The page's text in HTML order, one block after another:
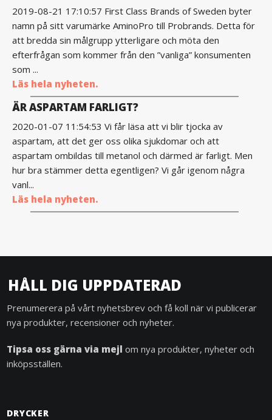
2019-08-21 17:10:57 First Class Brands of Sweden byter
namn på sitt varumärke AminoPro till Probrands. Detta för
att bredda sin målgrupp ytterligare och möta den
efterfrågan som kommer från den ”vanliga” konsumenten
som ...
Läs hela nyheten.
ÄR ASPARTAM FARLIGT?
2020-01-07 11:54:53 Vi får läsa att vi blir tjocka av
aspartam, att det ger oss olika sjukdomar och att
aspartam ombildas till metanol och därmed är farligt. Men
hur bra stämmer detta egentligen? Vi går igenom några
vanl...
Läs hela nyheten.
HÅLL DIG UPPDATERAD
Prenumerera på vårt nyhetsbrev och få koll när vi publicerar
nya produkter, recensioner och nyheter.
Tipsa oss gärna via mejl om nya produkter, nyheter och
inköpsställen.
DRYCKER